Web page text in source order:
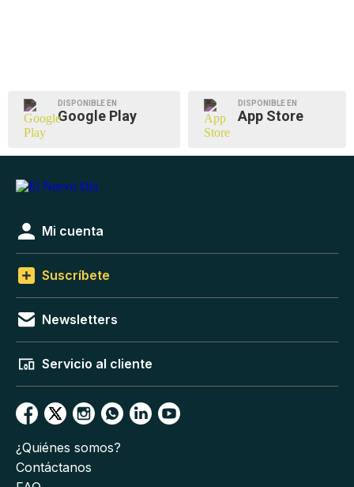
DISPONIBLE EN
Google Play
DISPONIBLE EN
App Store
Mi cuenta
Suscríbete
Newsletters
Servicio al cliente
¿Quiénes somos?
Contáctanos